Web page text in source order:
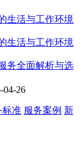
生活与工作环境
生活与工作环境
务全面解析与选
04-26
标准 服务案例 新